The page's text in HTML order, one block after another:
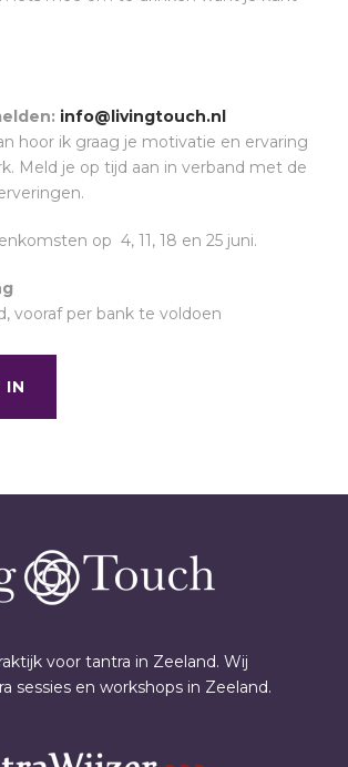
info@livingtouch.nl
hoor ik graag je motivatie en ervaring
Meld je op tijd aan in verband met de
op 4, 11, 18 en 25 juni.
vooraf per bank te voldoen
IN
voor tantra in Zeeland. Wij
sessies en workshops in Zeeland.